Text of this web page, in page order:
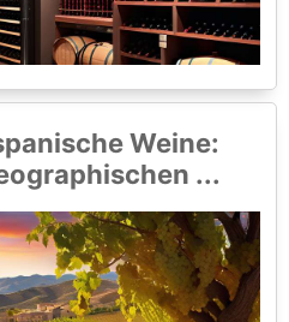
Weine:
...